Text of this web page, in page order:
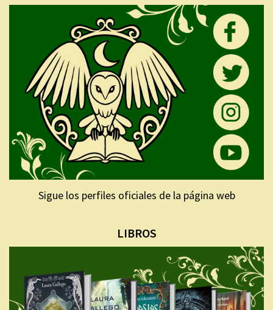
Sigue los perfiles oficiales de la página web
LIBROS